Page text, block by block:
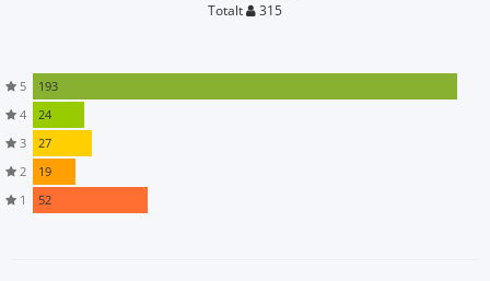
Totalt 315
5
193
4
24
3
27
2
19
1
52